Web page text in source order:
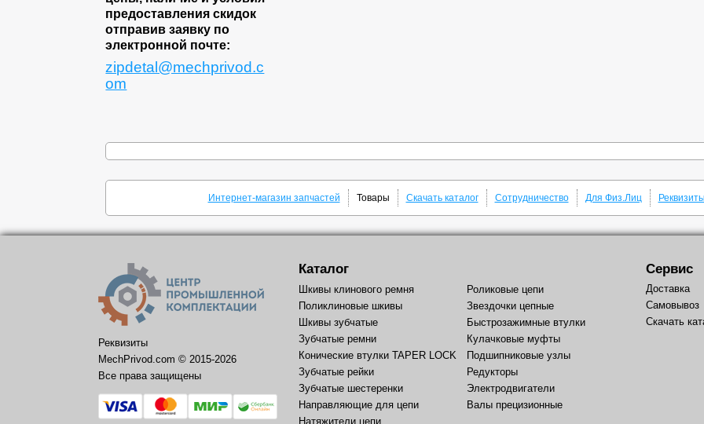
предоставления скидок
отправив заявку по
электронной почте:
zipdetal@mechprivod.c
om
Интернет-магазин запчастей Товары Скачать каталог Сотрудничество Для Физ.Лиц Реквизиты
Реквизиты
MechPrivod.com ©2015-2026
Все права защищены
Каталог
Шкивы клинового ремня
Поликлиновые шкивы
Шкивы зубчатые
Зубчатые ремни
Конические втулки TAPER LOCK
Зубчатые рейки
Зубчатые шестеренки
Направляющие для цепи
Натяжители цепи
Роликовые цепи
Звездочки цепные
Быстрозажимные втулки
Кулачковые муфты
Подшипниковые узлы
Редукторы
Электродвигатели
Валы прецизионные
Сервис
Доставка
Самовывоз
Скачать